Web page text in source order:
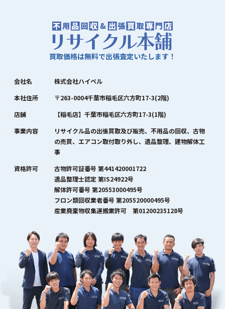
買取価格は無料で出張査定いたします！
会社名
株式会社ハイペル
本社住所
〒263-0004千葉市稲毛区六方町17-3(2階)
店舗
【稲毛店】千葉市稲毛区六方町17-3(1階)
事業内容
リサイクル品の出張買取及び販売、不用品の回収、古物
の売買、エアコン取付取り外し、遺品整理、建物解体工
事
資格許可
古物許可証番号 第441420001722
遺品整理士認定 第IS24922号
解体許可番号 第20553000495号
フロン類回収業者番号 第205520000495号
産業廃棄物収集運搬業許可 第01200235128号